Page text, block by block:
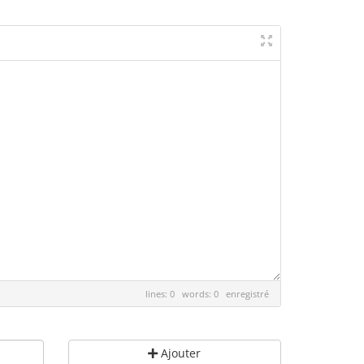
lines: 0 words: 0 enregistré
Ajouter